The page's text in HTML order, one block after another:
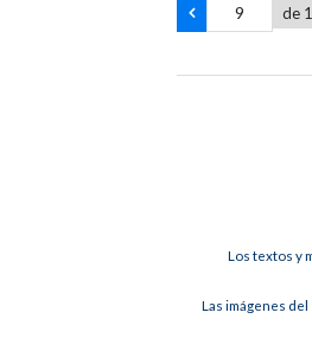
de
Los textos y
Las imágenes